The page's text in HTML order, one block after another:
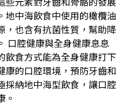
地中海飲食中使用的橄欖油
，也含有抗菌性質，幫助降
口腔健康與全身健康息息
飲食方式能為全身健康打下
康的口腔環境，預防牙齒和
採納地中海型飲食，讓口腔
。